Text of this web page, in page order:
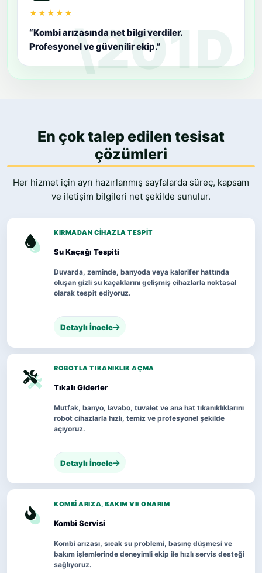
★★★★★
“Kombi arızasında net bilgi verdiler.
Profesyonel ve güvenilir ekip.”
En çok talep edilen tesisat
çözümleri
Her hizmet için ayrı hazırlanmış sayfalarda süreç, kapsam
ve iletişim bilgileri net şekilde sunulur.
KIRMADAN CIHAZLA TESPIT
Su Kaçağı Tespiti
Duvarda, zeminde, banyoda veya kalorifer hattında
oluşan gizli su kaçaklarını gelişmiş cihazlarla noktasal
olarak tespit ediyoruz.
Detaylı İncele
ROBOTLA TIKANIKLIK AÇMA
Tıkalı Giderler
Mutfak, banyo, lavabo, tuvalet ve ana hat tıkanıklıklarını
robot cihazlarla hızlı, temiz ve profesyonel şekilde
açıyoruz.
Detaylı İncele
KOMBI ARIZA, BAKIM VE ONARIM
Kombi Servisi
Kombi arızası, sıcak su problemi, basınç düşmesi ve
bakım işlemlerinde deneyimli ekip ile hızlı servis desteği
sağlıyoruz.